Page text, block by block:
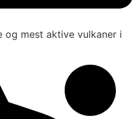
og mest aktive vulkaner i